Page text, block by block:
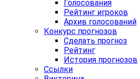
Голосования
Рейтинг игроков
Архив голосований
Конкурс прогнозов
Сделать прогноз
Рейтинг
История прогнозов
Ссылки